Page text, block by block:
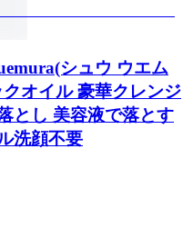
シュウ ウエム
オイル 豪華クレンジ
とし 美容液で落とす
洗顔不要